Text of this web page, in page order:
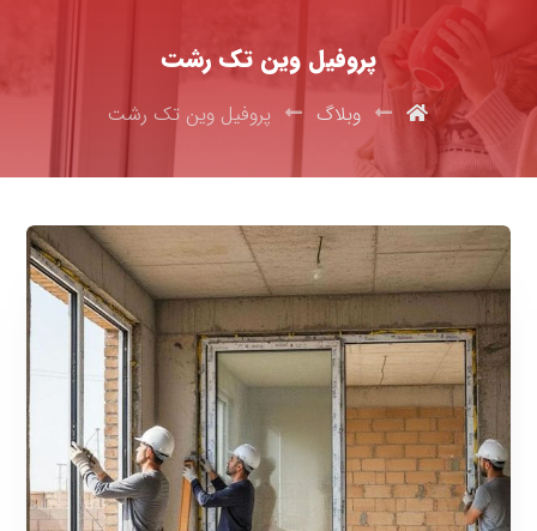
پروفیل وین تک رشت
وبلاگ پروفیل وین تک رشت